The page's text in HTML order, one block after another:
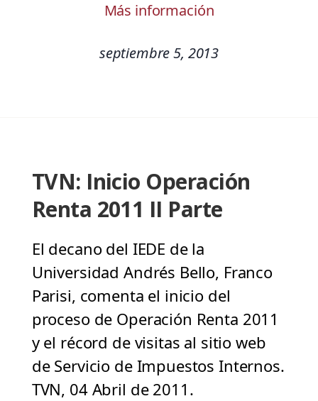
Más información
septiembre 5, 2013
TVN: Inicio Operación
Renta 2011 II Parte
El decano del IEDE de la
Universidad Andrés Bello, Franco
Parisi, comenta el inicio del
proceso de Operación Renta 2011
y el récord de visitas al sitio web
de Servicio de Impuestos Internos.
TVN, 04 Abril de 2011.